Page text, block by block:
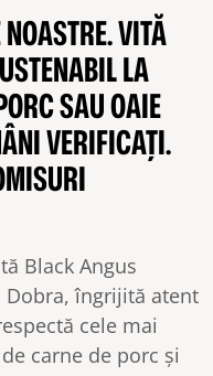
VITĂ
LA
SAU OAIE
VERIFICAȚI.
Black Angus
îngrijită atent
cele mai
carne de porc și